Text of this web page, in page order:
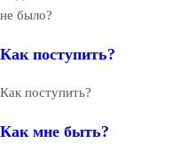
не было?
Как поступить?
Как поступить?
Как мне быть?